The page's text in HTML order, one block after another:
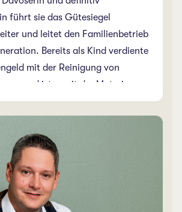
führt sie das Gütesiegel
und leitet den Familienbetrieb
Bereits als Kind verdiente
mit der Reinigung von
und ist somit der Materie von
vertraut. Sie schloss an der
mit dem Master of Art /
Tourismus und
ab. Danach zog es sie wieder
wo sie schliesslich als
das Bade- und
in Alvaneu Bad mit 60